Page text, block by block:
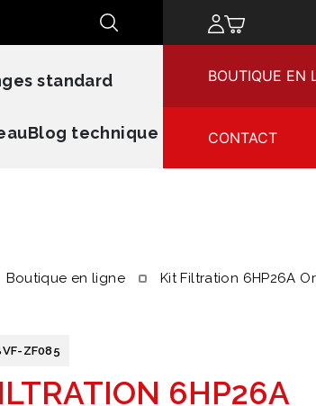
Rechercher
standard
Blog technique
BOUTIQUE EN
CONTACT
Boutique en ligne Kit Filtration 6HP26A
ZF085
6HP26A